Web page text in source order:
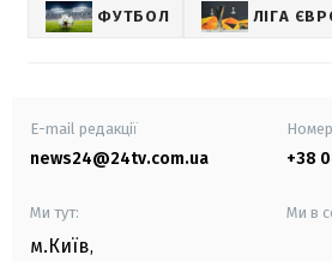
ФУТБОЛ ЛІГА
E-mail редакції
news24@24tv.com.ua +38
Ми тут:
м.Київ,
Ми в